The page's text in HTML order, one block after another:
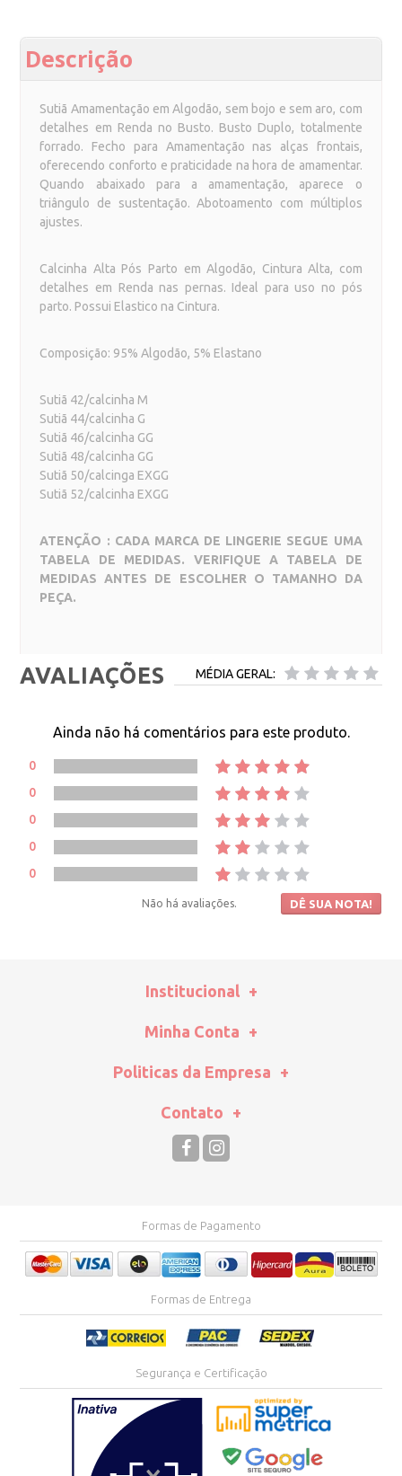
Descrição
Sutiã Amamentação em Algodão, sem bojo e sem aro, com
detalhes em Renda no Busto. Busto Duplo, totalmente
forrado. Fecho para Amamentação nas alças frontais,
oferecendo conforto e praticidade na hora de amamentar.
Quando abaixado para a amamentação, aparece o
triângulo de sustentação. Abotoamento com múltiplos
ajustes.
Calcinha Alta Pós Parto em Algodão, Cintura Alta, com
detalhes em Renda nas pernas. Ideal para uso no pós
parto. Possui Elastico na Cintura.
Composição: 95% Algodão, 5% Elastano
Sutiã 42/calcinha M
Sutiã 44/calcinha G
Sutiã 46/calcinha GG
Sutiã 48/calcinha GG
Sutiã 50/calcinga EXGG
Sutiã 52/calcinha EXGG
ATENÇÃO : CADA MARCA DE LINGERIE SEGUE UMA
TABELA DE MEDIDAS. VERIFIQUE A TABELA DE
MEDIDAS ANTES DE ESCOLHER O TAMANHO DA
PEÇA.
AVALIAÇÕES MÉDIA GERAL:
Ainda não há comentários para este produto.
0
0
0
0
0
Não há avaliações. DÊ SUA NOTA!
Institucional
Minha Conta
Politicas da Empresa
Contato
Formas de Pagamento
Formas de Entrega
Segurança e Certificação